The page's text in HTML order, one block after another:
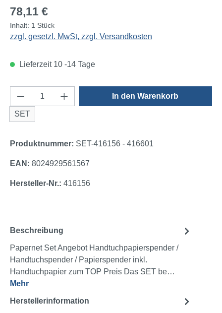
Regulärer Preis:
78,11 €
Inhalt: 1 Stück
zzgl. gesetzl. MwSt, zzgl. Versandkosten
Lieferzeit 10 -14 Tage
Produkt Anzahl: Gib den gewünschten
SET
In den Warenkorb
Produktnummer: SET-416156 - 416601
EAN: 8024929561567
Hersteller-Nr.: 416156
Beschreibung
Papernet Set Angebot Handtuchpapierspender /
Handtuchspender / Papierspender inkl.
Handtuchpapier zum TOP Preis Das SET be…
Mehr
Herstellerinformation